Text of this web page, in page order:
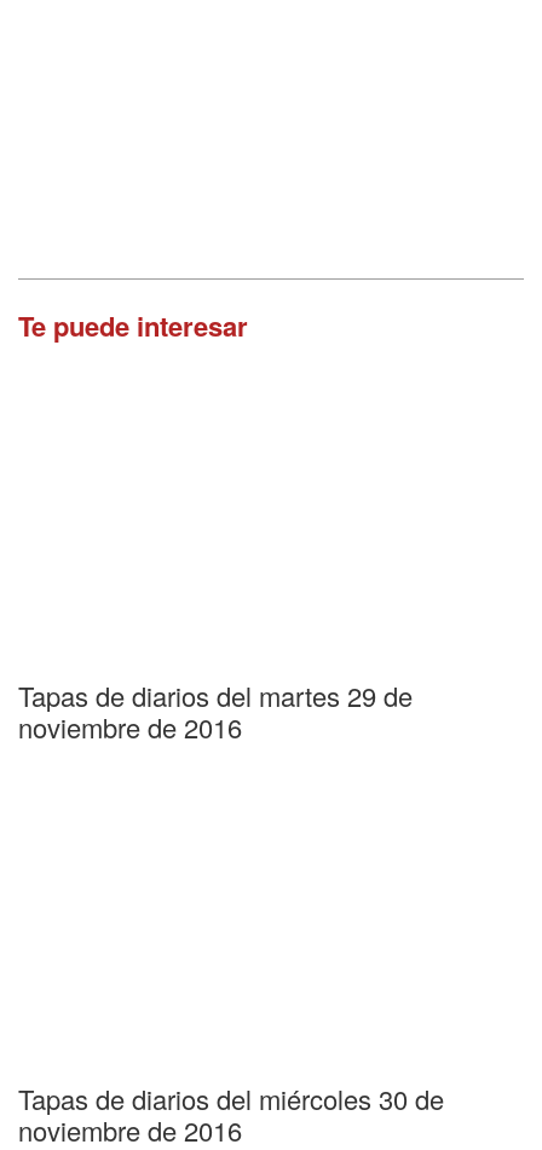
Te puede interesar
Tapas de diarios del martes 29 de
noviembre de 2016
Tapas de diarios del miércoles 30 de
noviembre de 2016